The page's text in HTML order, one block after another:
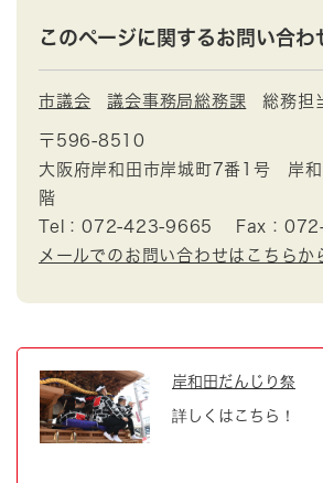
このページに関するお問い合わ
市議会 議会事務局総務課 総務担
〒596-8510
大阪府岸和田市岸城町7番1号 岸
階
Tel：072-423-9665
Fax：
メールでのお問い合わせはこちらか
岸和田だんじり祭
詳しくはこちら！